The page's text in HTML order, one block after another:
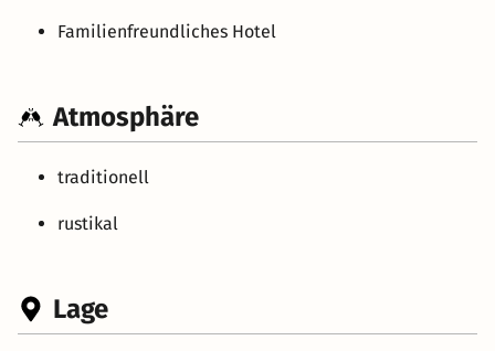
Familienfreundliches Hotel
Atmosphäre
traditionell
rustikal
Lage